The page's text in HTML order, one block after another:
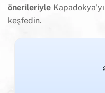
önerileriyle
keşfedin.